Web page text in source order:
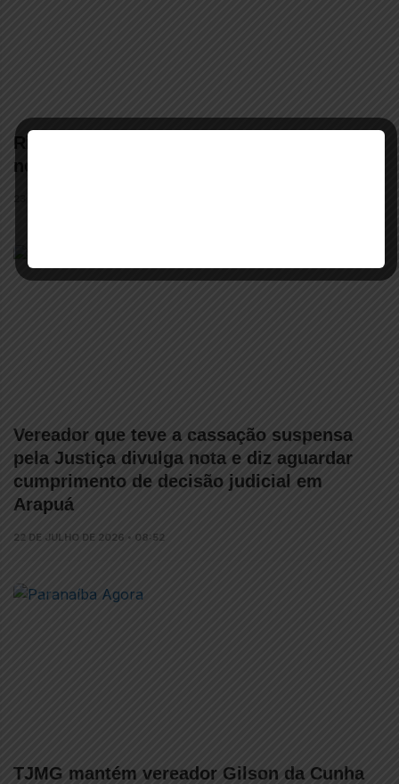
Rio Paranaíba e Arapuá recebem cinco
novos sargentos da Polícia Militar
23 DE JULHO DE 2026 • 13:58
Vereador que teve a cassação suspensa
pela Justiça divulga nota e diz aguardar
cumprimento de decisão judicial em
Arapuá
22 DE JULHO DE 2026 • 08:52
TJMG mantém vereador Gilson da Cunha